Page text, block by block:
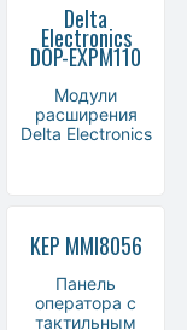
Delta
Electronics
DOP-EXPM110
Модули
расширения
Delta Electronics
KEP MMI8056
Панель
оператора с
тактильным